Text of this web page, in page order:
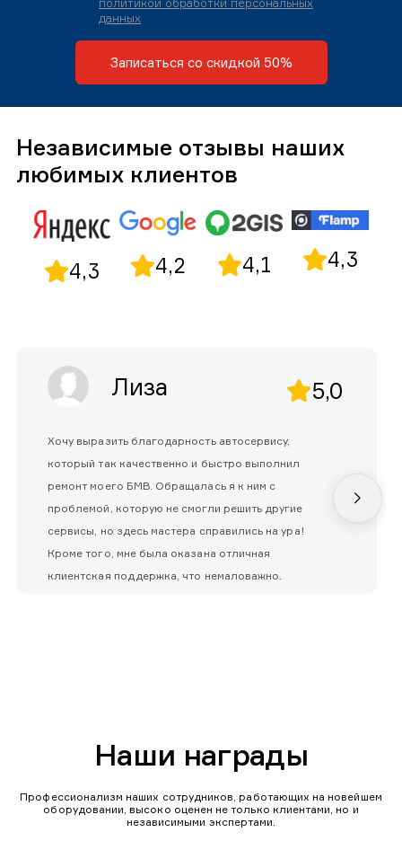
политикой обработки персональных
данных
Записаться со скидкой 50%
Независимые отзывы наших
любимых клиентов
4,3 4,2 4,1 4,3
Лиза 5,0
Хочу выразить благодарность автосервису,
который так качественно и быстро выполнил
ремонт моего БМВ. Обращалась я к ним с
проблемой, которую не смогли решить другие
сервисы, но здесь мастера справились на ура!
Кроме того, мне была оказана отличная
клиентская поддержка, что немаловажно.
Наши награды
Профессионализм наших сотрудников, работающих на новейшем
оборудовании, высоко оценен не только клиентами, но и
независимыми экспертами.